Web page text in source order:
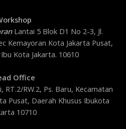
Lantai 5 Blok D1 No 2-3, Jl.
Kemayoran Kota Jakarta Pusat,
Kota Jakarta. 10610
Office
RT.2/RW.2, Ps. Baru, Kecamatan
Pusat, Daerah Khusus Ibukota
10710